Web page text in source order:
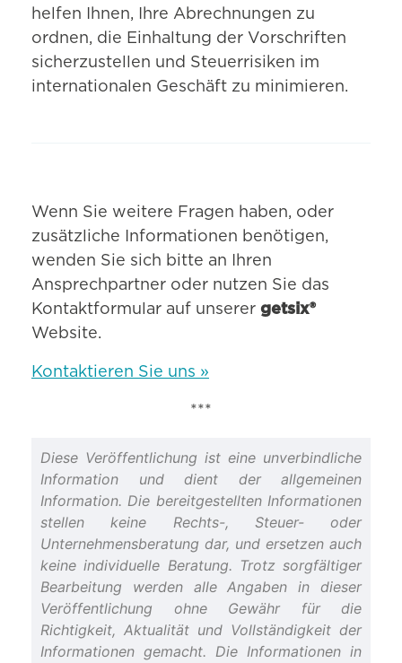
helfen Ihnen, Ihre Abrechnungen zu
ordnen, die Einhaltung der Vorschriften
sicherzustellen und Steuerrisiken im
internationalen Geschäft zu minimieren.
Wenn Sie weitere Fragen haben, oder
zusätzliche Informationen benötigen,
wenden Sie sich bitte an Ihren
Ansprechpartner oder nutzen Sie das
Kontaktformular auf unserer getsix®
Website.
Kontaktieren Sie uns »
***
Diese Veröffentlichung ist eine unverbindliche
Information und dient der allgemeinen
Information. Die bereitgestellten Informationen
stellen keine Rechts-, Steuer- oder
Unternehmensberatung dar, und ersetzen auch
keine individuelle Beratung. Trotz sorgfältiger
Bearbeitung werden alle Angaben in dieser
Veröffentlichung ohne Gewähr für die
Richtigkeit, Aktualität und Vollständigkeit der
Informationen gemacht. Die Informationen in